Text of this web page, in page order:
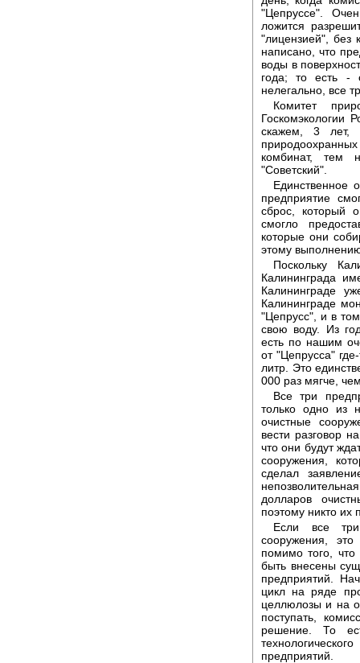
"Цепруссе".
ложится
"лицензией", без
написано, что
воды в
года; то есть -
нелегально, все
Комитет
Госкомэкологии
скажем, 3 лет,
комбинат, тем
"Советский".
Единственное
предприятие
сброс, который
смогло
которые они
этому
Поскольку
Калининграда
Калининграде
Калининграде
"Цепрусс", и в
свою воду. Из
есть по нашим
от "Цепрусса"
литр. Это
000 раз мягче,
Все три
только одно из
очистные
вести разговор
что они будут
сооружения,
сделал
долларов
поэтому никто их
Если все
сооружения,
помимо того,
быть внесены
предприятий.
цикл на ряде
целлюлозы и на
поступать,
решение. То
предприятий.